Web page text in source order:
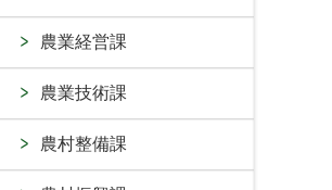
農業経営課
農業技術課
農村整備課